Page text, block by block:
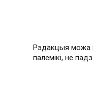
Рэдакцыя можа
палемікі, не